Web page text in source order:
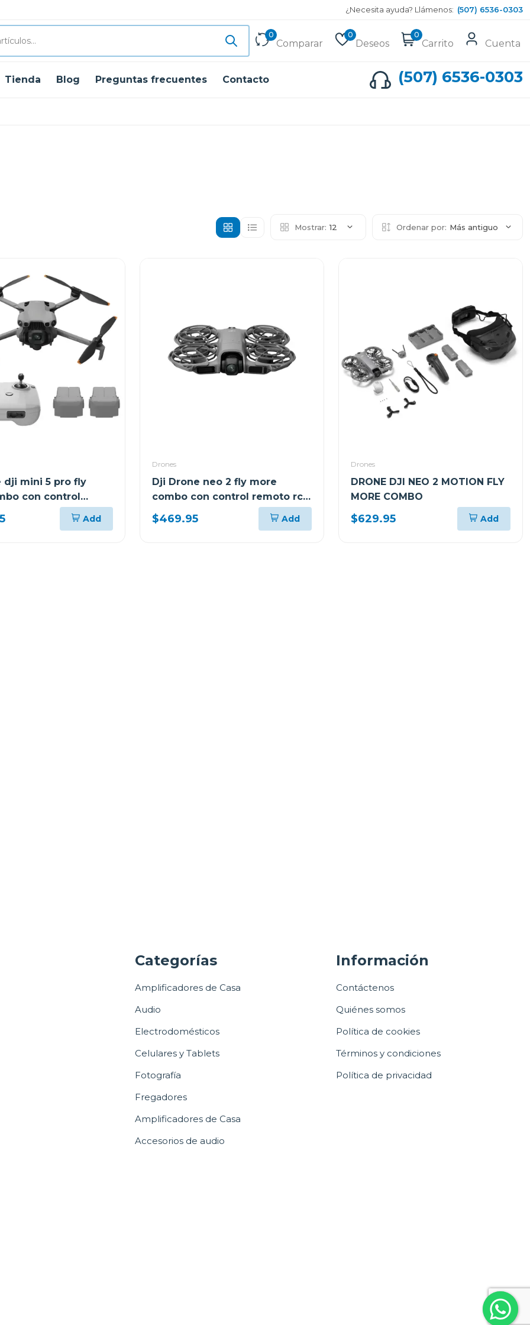
¿Necesita ayuda? Llámenos: (507) 6536-0303
0
Comparar
0
Deseos
0
Carrito Cuenta
Tienda Blog Preguntas frecuentes Contacto (507) 6536-0303
Mostrar: 12 Ordenar por: Más antiguo
dji mini 5 pro fly
con control
Add
Drones
Dji Drone neo 2 fly more
combo con control remoto rc-
n3 en225
$469.95 Add
Drones
DRONE DJI NEO 2 MOTION FLY
MORE COMBO
$629.95 Add
Categorías
Amplificadores de Casa
Audio
Electrodomésticos
Celulares y Tablets
Fotografía
Fregadores
Amplificadores de Casa
Accesorios de audio
Información
Contáctenos
Quiénes somos
Política de cookies
Términos y condiciones
Política de privacidad